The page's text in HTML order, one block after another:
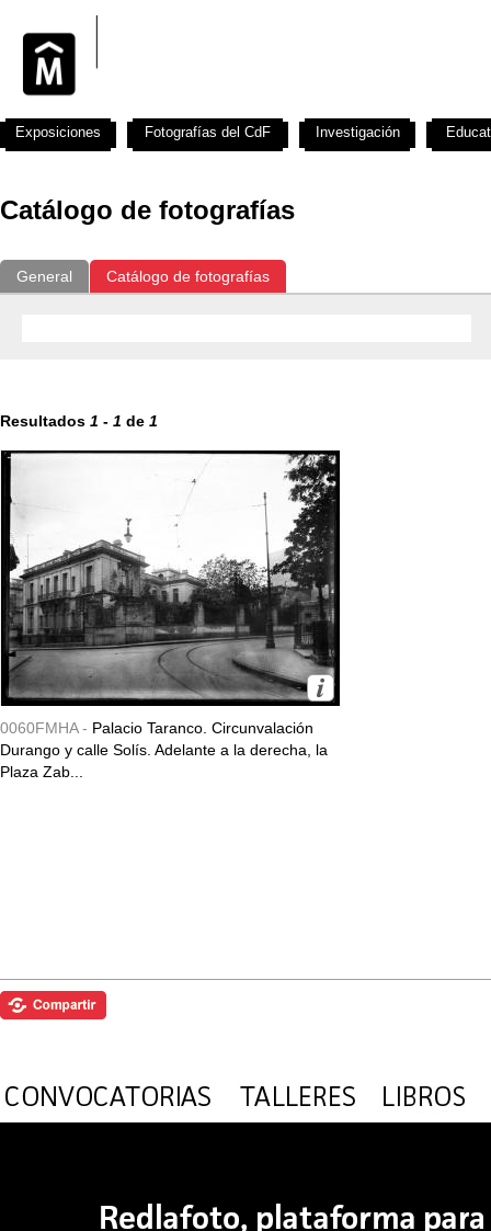
Catálogo de fotografías
General Catálogo de fotografías
Resultados 1 - 1 de 1
0060FMHA - Palacio Taranco. Circunvalación
Durango y calle Solís. Adelante a la derecha, la
Plaza Zab...
Exposiciones Fotografías del CdF Investigación